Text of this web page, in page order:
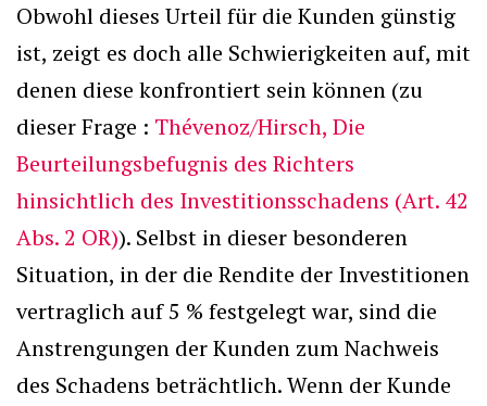
Obwohl dieses Urteil für die Kunden günstig
ist, zeigt es doch alle Schwierigkeiten auf, mit
denen diese konfrontiert sein können (zu
dieser Frage : Thévenoz/Hirsch, Die
Beurteilungsbefugnis des Richters
hinsichtlich des Investitionsschadens (Art. 42
Abs. 2 OR)). Selbst in dieser besonderen
Situation, in der die Rendite der Investitionen
vertraglich auf 5 % festgelegt war, sind die
Anstrengungen der Kunden zum Nachweis
des Schadens beträchtlich. Wenn der Kunde